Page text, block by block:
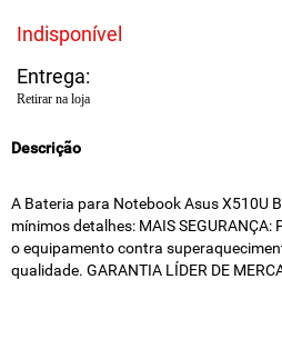
Indisponível
Entrega:
Retirar na loja
Descrição
A Bateria para Notebook Asus X510U
mínimos detalhes: MAIS
o equipamento contra
qualidade. GARANTIA LÍDER DE